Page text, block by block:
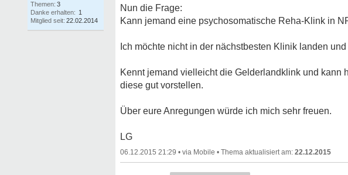
Themen: 3
Danke erhalten: 1
Mitglied seit: 22.02.2014
Nun die Frage:
Kann jemand eine psychosomatische Reha-Klink in
Ich möchte nicht in der nächstbesten Klinik landen
Kennt jemand vielleicht die Gelderlandklink und kann
diese gut vorstellen.
Über eure Anregungen würde ich mich sehr freuen.
LG
06.12.2015 21:29 • • 22.12.2015